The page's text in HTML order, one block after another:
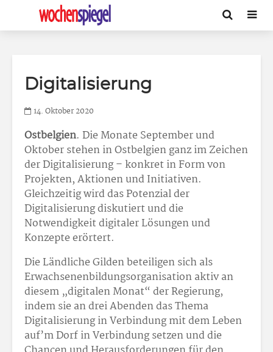
Digitalisierung
14. Oktober 2020
Ostbelgien. Die Monate September und
Oktober stehen in Ostbelgien ganz im Zeichen
der Digitalisierung – konkret in Form von
Projekten, Aktionen und Initiativen.
Gleichzeitig wird das Potenzial der
Digitalisierung diskutiert und die
Notwendigkeit digitaler Lösungen und
Konzepte erörtert.
Die Ländliche Gilden beteiligen sich als
Erwachsenenbildungsorganisation aktiv an
diesem „digitalen Monat“ der Regierung,
indem sie an drei Abenden das Thema
Digitalisierung in Verbindung mit dem Leben
auf’m Dorf in Verbindung setzen und die